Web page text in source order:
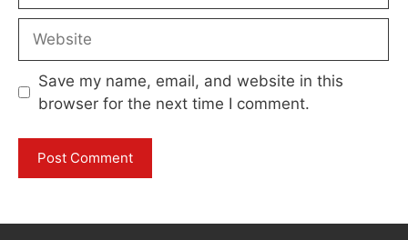
Save my name, email, and website in this
browser for the next time I comment.